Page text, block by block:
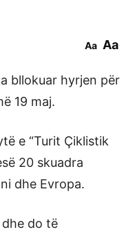
Aa Aa
bllokuar hyrjen për
19 maj.
e “Turit Çiklistik
20 skuadra
dhe Evropa.
do të